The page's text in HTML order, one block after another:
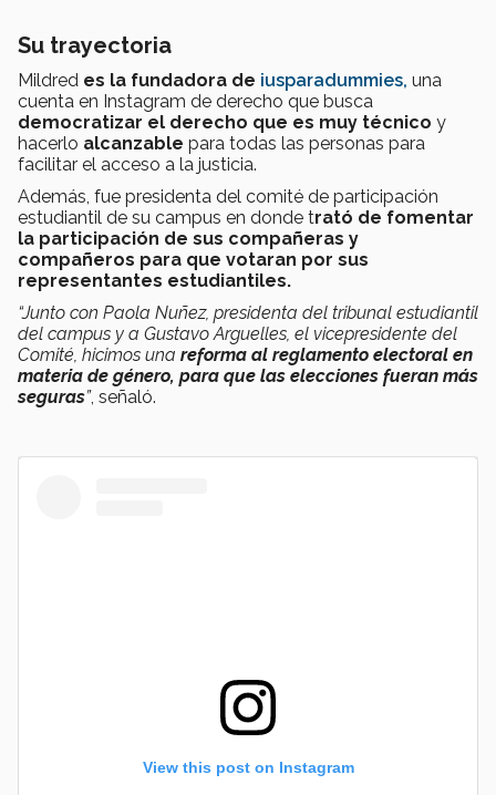
Su trayectoria
Mildred es la fundadora de iusparadummies, una
cuenta en Instagram de derecho que busca
democratizar el derecho que es muy técnico y
hacerlo alcanzable para todas las personas para
facilitar el acceso a la justicia.
Además, fue presidenta del comité de participación
estudiantil de su campus en donde trató de fomentar
la participación de sus compañeras y
compañeros para que votaran por sus
representantes estudiantiles.
“Junto con Paola Nuñez, presidenta del tribunal estudiantil
del campus y a Gustavo Arguelles, el vicepresidente del
Comité, hicimos una reforma al reglamento electoral en
materia de género, para que las elecciones fueran más
seguras”, señaló.
View this post on Instagram